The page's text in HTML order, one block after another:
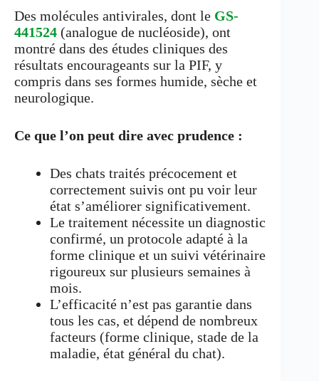
Des molécules antivirales, dont le GS-
441524 (analogue de nucléoside), ont
montré dans des études cliniques des
résultats encourageants sur la PIF, y
compris dans ses formes humide, sèche et
neurologique.
Ce que l’on peut dire avec prudence :
Des chats traités précocement et
correctement suivis ont pu voir leur
état s’améliorer significativement.
Le traitement nécessite un diagnostic
confirmé, un protocole adapté à la
forme clinique et un suivi vétérinaire
rigoureux sur plusieurs semaines à
mois.
L’efficacité n’est pas garantie dans
tous les cas, et dépend de nombreux
facteurs (forme clinique, stade de la
maladie, état général du chat).